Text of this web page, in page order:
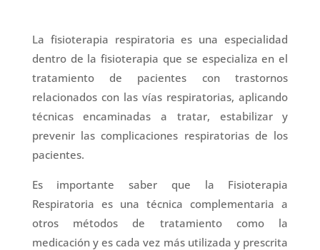
La fisioterapia respiratoria es una especialidad
dentro de la fisioterapia que se especializa en el
tratamiento de pacientes con trastornos
relacionados con las vías respiratorias, aplicando
técnicas encaminadas a tratar, estabilizar y
prevenir las complicaciones respiratorias de los
pacientes.
Es importante saber que la Fisioterapia
Respiratoria es una técnica complementaria a
otros métodos de tratamiento como la
medicación y es cada vez más utilizada y prescrita